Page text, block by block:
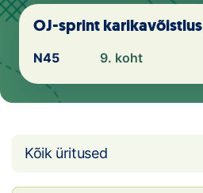
Kontakt
EOL
Galerii
OJ-sprint karikavõistlus
N45 9. koht
Kõik üritused